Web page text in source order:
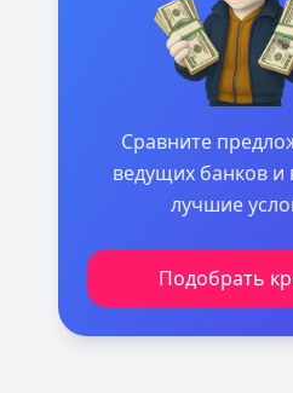
Сравните
ведущих банков и
лучшие
Подобрать